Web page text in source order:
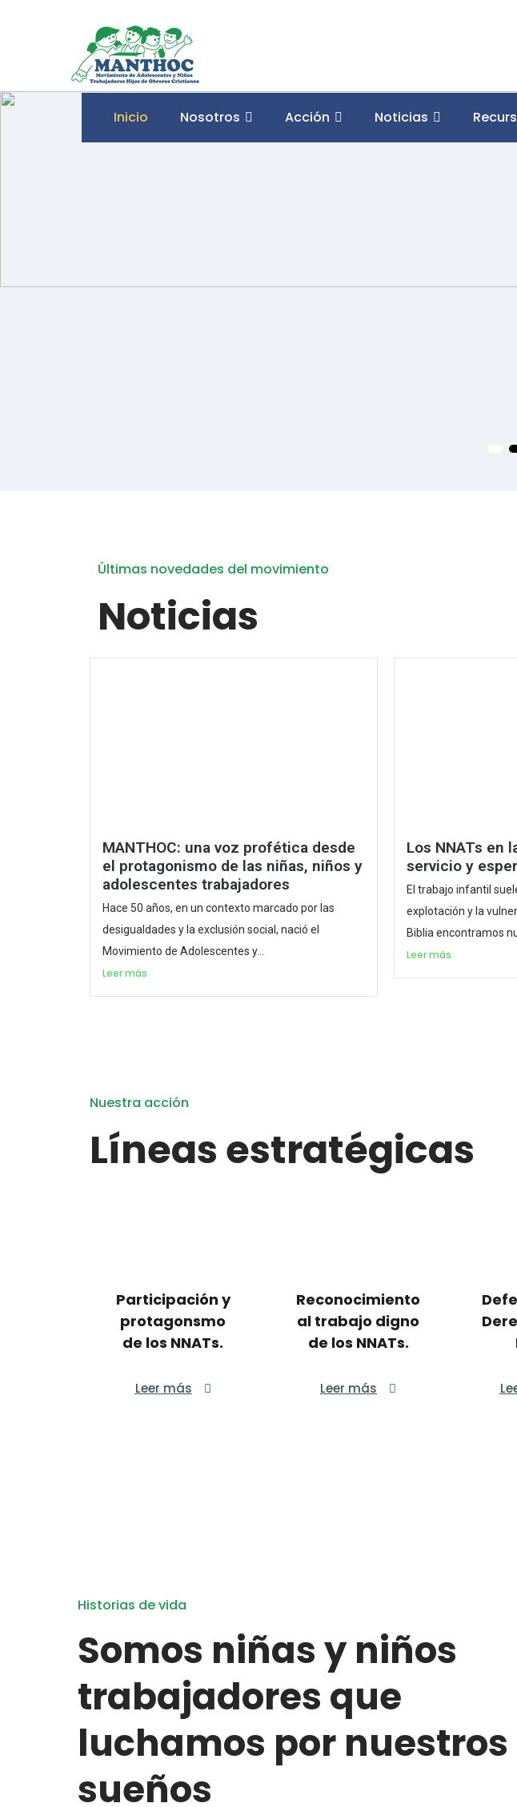
Inicio Nosotros Acción Noticias
Últimas novedades del movimiento
Noticias
MANTHOC: una voz profética desde
el protagonismo de las niñas, niños y
adolescentes trabajadores
Hace 50 años, en un contexto marcado por las
desigualdades y la exclusión social, nació el
Movimiento de Adolescentes y...
Leer más
Los NNATs en
servicio y
El trabajo infantil
explotación y la
Biblia encontramos
Leer más
Nuestra acción
Líneas estratégicas
Participación y
protagonsmo
de los NNATs.
Leer más
Reconocimiento
al trabajo digno
de los NNATs.
Leer más
Historias de vida
Somos niñas y niños
trabajadores que
luchamos por nuestros
sueños